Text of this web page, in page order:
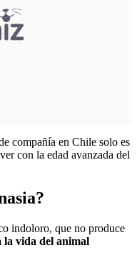
compañía en Chile solo es
con la edad avanzada del
indoloro, que no produce
la vida del animal